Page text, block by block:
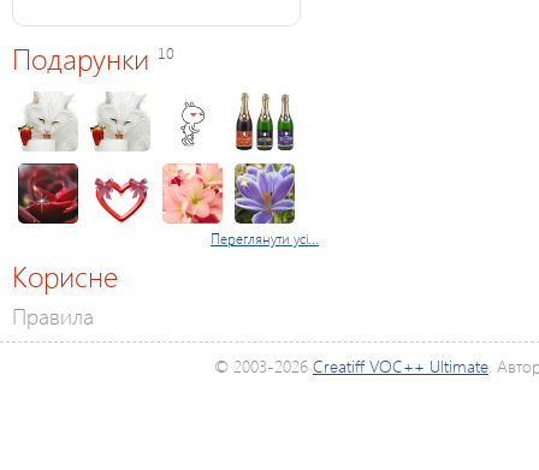
Подарунки 10
Переглянути усі...
Корисне
Правила
© 2003-2026 Creatiff VOC++ Ultimate.